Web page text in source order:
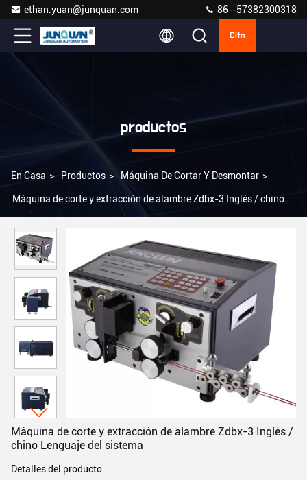
ethan.yuan@junquan.com 86--57382300318
Cita
productos
En Casa > Productos > Máquina De Cortar Y Desmontar >
Máquina de corte y extracción de alambre Zdbx-3 Inglés / chino
Máquina de corte y extracción de alambre Zdbx-3 Inglés /
chino Lenguaje del sistema
Detalles del producto